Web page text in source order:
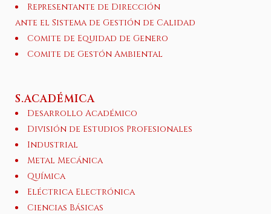
Representante de Dirección
ante el Sistema de Gestión de Calidad
Comite de Equidad de Genero
Comite de Gestón Ambiental
S.ACADÉMICA
Desarrollo Académico
División de Estudios Profesionales
Industrial
Metal Mecánica
Química
Eléctrica Electrónica
Ciencias Básicas